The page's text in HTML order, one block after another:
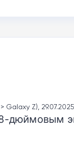
Galaxy Z), 29.07.2025
дюймовым